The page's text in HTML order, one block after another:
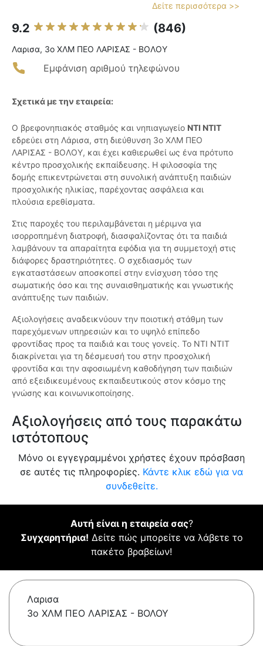
Δείτε περισσότερα >>
9.2 (846)
Λαρισα, 3ο ΧΛΜ ΠΕΟ ΛΑΡΙΣΑΣ - ΒΟΛΟΥ
Εμφάνιση αριθμού τηλεφώνου
Σχετικά με την εταιρεία:
Ο βρεφονηπιακός σταθμός και νηπιαγωγείο ΝΤΙ ΝΤΙΤ
εδρεύει στη Λάρισα, στη διεύθυνση 3ο ΧΛΜ ΠΕΟ
ΛΑΡΙΣΑΣ - ΒΟΛΟΥ, και έχει καθιερωθεί ως ένα πρότυπο
κέντρο προσχολικής εκπαίδευσης. Η φιλοσοφία της
δομής επικεντρώνεται στη συνολική ανάπτυξη παιδιών
προσχολικής ηλικίας, παρέχοντας ασφάλεια και
πλούσια ερεθίσματα.
Στις παροχές του περιλαμβάνεται η μέριμνα για
ισορροπημένη διατροφή, διασφαλίζοντας ότι τα παιδιά
λαμβάνουν τα απαραίτητα εφόδια για τη συμμετοχή στις
διάφορες δραστηριότητες. Ο σχεδιασμός των
εγκαταστάσεων αποσκοπεί στην ενίσχυση τόσο της
σωματικής όσο και της συναισθηματικής και γνωστικής
ανάπτυξης των παιδιών.
Αξιολογήσεις αναδεικνύουν την ποιοτική στάθμη των
παρεχόμενων υπηρεσιών και το υψηλό επίπεδο
φροντίδας προς τα παιδιά και τους γονείς. Το ΝΤΙ ΝΤΙΤ
διακρίνεται για τη δέσμευσή του στην προσχολική
φροντίδα και την αφοσιωμένη καθοδήγηση των παιδιών
από εξειδικευμένους εκπαιδευτικούς στον κόσμο της
γνώσης και κοινωνικοποίησης.
Αξιολογήσεις από τους παρακάτω
ιστότοπους
Μόνο οι εγγεγραμμένοι χρήστες έχουν πρόσβαση
σε αυτές τις πληροφορίες. Κάντε κλικ εδώ για να
συνδεθείτε.
Αυτή είναι η εταιρεία σας?
Συγχαρητήρια! Δείτε πώς μπορείτε να λάβετε το
πακέτο βραβείων!
Λαρισα
3ο ΧΛΜ ΠΕΟ ΛΑΡΙΣΑΣ - ΒΟΛΟΥ